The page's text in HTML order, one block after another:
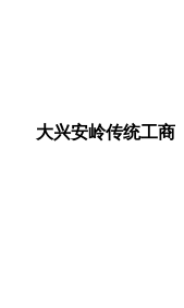
大兴安岭传统工商